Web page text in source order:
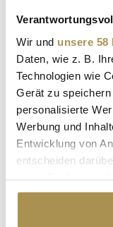
Wir und unsere 58
Daten, wie z. B.
Technologien wie
Gerät zu
personalisierte
Werbung und
Entwicklung von
entscheiden
Cookie-Erklärung
Trigger Symbol